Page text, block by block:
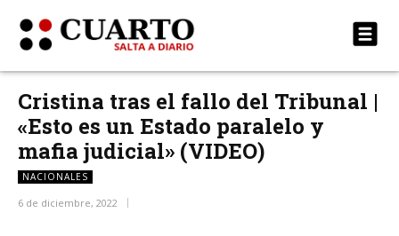
Cristina tras el fallo del Tribunal |
«Esto es un Estado paralelo y
mafia judicial» (VIDEO)
NACIONALES
6 de diciembre, 2022